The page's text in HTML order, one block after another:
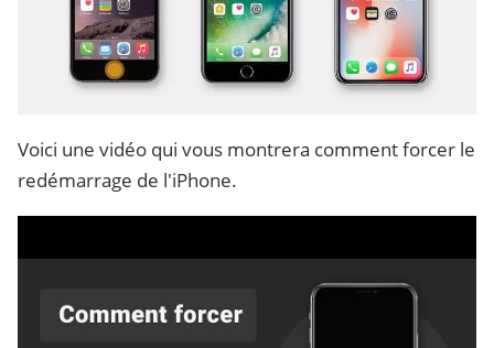
Voici une vidéo qui vous montrera comment forcer le
redémarrage de l'iPhone.